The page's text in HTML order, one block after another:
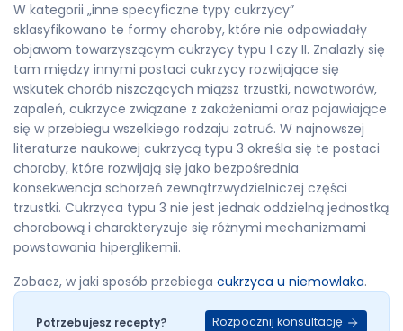
W kategorii „inne specyficzne typy cukrzycy”
sklasyfikowano te formy choroby, które nie odpowiadały
objawom towarzyszącym cukrzycy typu I czy II. Znalazły się
tam między innymi postaci cukrzycy rozwijające się
wskutek chorób niszczących miąższ trzustki, nowotworów,
zapaleń, cukrzyce związane z zakażeniami oraz pojawiające
się w przebiegu wszelkiego rodzaju zatruć. W najnowszej
literaturze naukowej cukrzycą typu 3 określa się te postaci
choroby, które rozwijają się jako bezpośrednia
konsekwencja schorzeń zewnątrzwydzielniczej części
trzustki. Cukrzyca typu 3 nie jest jednak oddzielną jednostką
chorobową i charakteryzuje się różnymi mechanizmami
powstawania hiperglikemii.
Zobacz, w jaki sposób przebiega cukrzyca u niemowlaka.
Potrzebujesz recepty? Rozpocznij konsultację